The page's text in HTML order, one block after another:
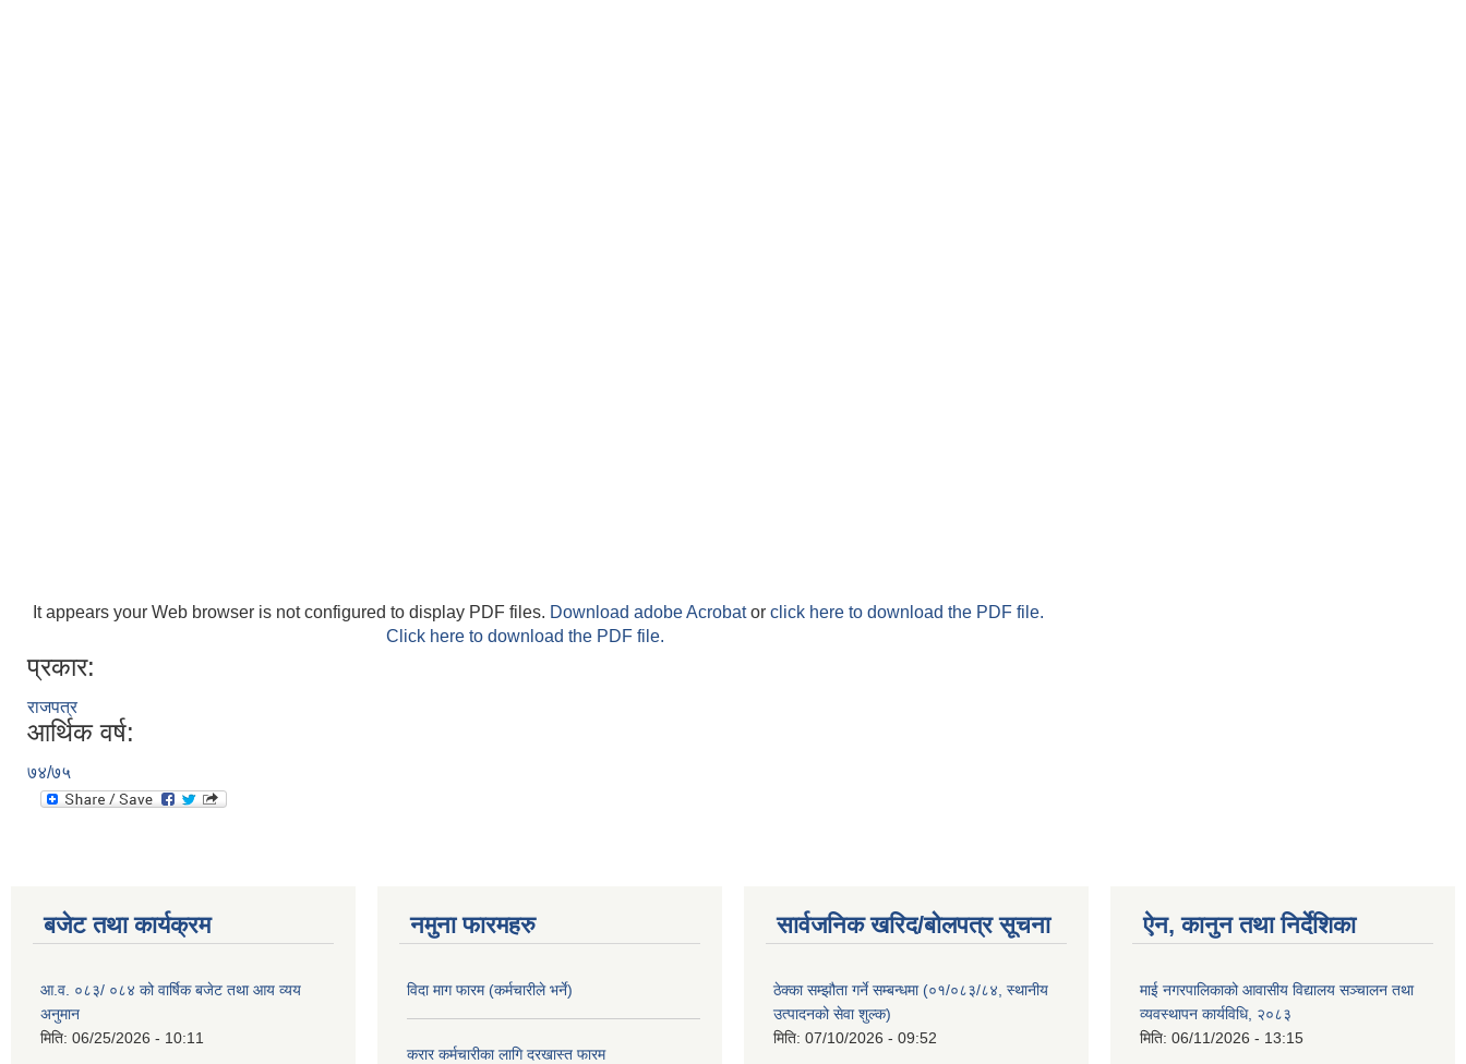
It appears your Web browser is not configured to display PDF files. Download adobe Acrobator click here to download the PDF file.
Click here to download the PDF file.
प्रकार:
राजपत्र
आर्थिक वर्ष:
७४/७५
बजेट तथा कार्यक्रम
आ.व. ०८३/ ०८४ को वार्षिक बजेट तथा आय व्यय
अनुमान
मिति: 06/25/2026 - 10:11
नमुना फारमहरु
विदा माग फारम (कर्मचारीले भर्ने)
करार कर्मचारीका लागि दरखास्त फारम
सार्वजनिक खरिद/बोलपत्र सूचना
ठेक्का सम्झौता गर्ने सम्बन्धमा (०१/०८३/८४, स्थानीय
उत्पादनको सेवा शुल्क)
मिति: 07/10/2026 - 09:52
ऐन, कानुन तथा निर्देशिका
माई नगरपालिकाको आवासीय विद्यालय सञ्चालन तथा
व्यवस्थापन कार्यविधि, २०८३
मिति: 06/11/2026 - 13:15